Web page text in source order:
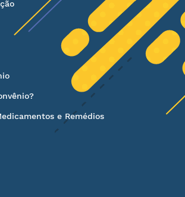
e Remédios